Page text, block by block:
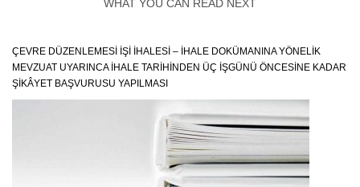
WHAT YOU CAN READ NEXT
ÇEVRE DÜZENLEMESI İŞI İHALESI – İHALE DOKÜMANINA YÖNELIK
MEVZUAT UYARINCA İHALE TARIHINDEN ÜÇ İŞGÜNÜ ÖNCESINE KADAR
ŞIKÂYET BAŞVURUSU YAPILMASI